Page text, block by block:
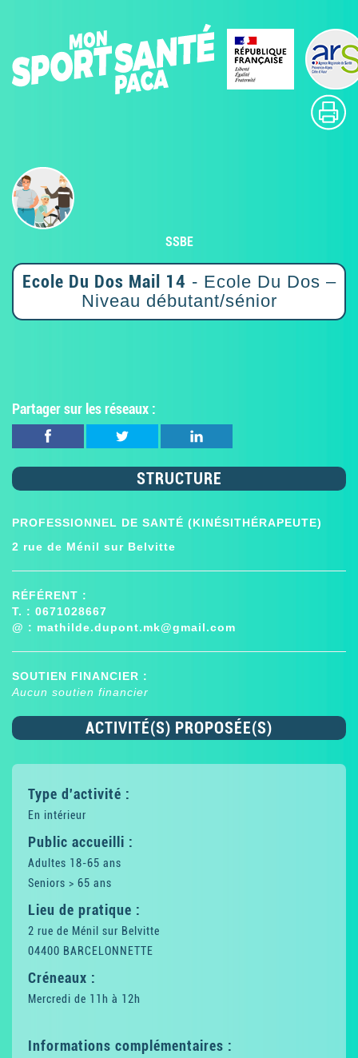
SSBE
Ecole Du Dos Mail 14 - Ecole Du Dos –
Niveau débutant/sénior
Partager sur les réseaux :
STRUCTURE
PROFESSIONNEL DE SANTÉ (KINÉSITHÉRAPEUTE)
2 rue de Ménil sur Belvitte
RÉFÉRENT :
T. : 0671028667
@ : mathilde.dupont.mk@gmail.com
SOUTIEN FINANCIER :
Aucun soutien financier
ACTIVITÉ(S) PROPOSÉE(S)
Type d'activité :
En intérieur
Public accueilli :
Adultes 18-65 ans
Seniors > 65 ans
Lieu de pratique :
2 rue de Ménil sur Belvitte
04400 BARCELONNETTE
Créneaux :
Mercredi de 11h à 12h
Informations complémentaires :